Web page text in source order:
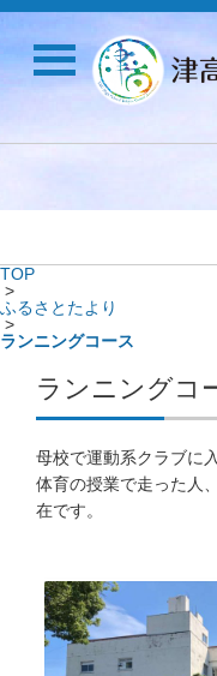
TOP
>
ふるさとたより
>
ランニングコース
ランニングコ
母校で運動系クラブに
体育の授業で走った人
在です。